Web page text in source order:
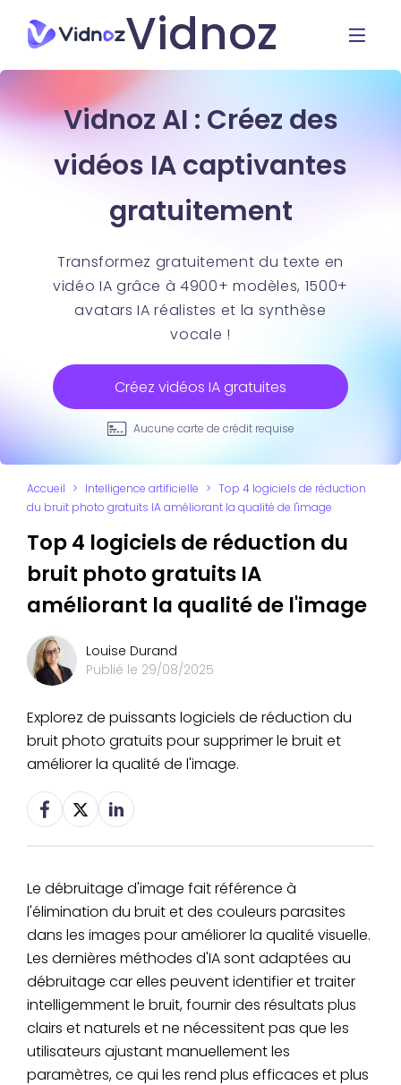
Vidnoz
Vidnoz AI : Créez des
vidéos IA captivantes
gratuitement
Transformez gratuitement du texte en
vidéo IA grâce à 4900+ modèles, 1500+
avatars IA réalistes et la synthèse
vocale !
Créez vidéos IA gratuites
Aucune carte de crédit requise
Accueil > Intelligence artificielle > Top 4 logiciels de réduction
du bruit photo gratuits IA améliorant la qualité de l'image
Top 4 logiciels de réduction du
bruit photo gratuits IA
améliorant la qualité de l'image
Louise Durand
Publié le 29/08/2025
Explorez de puissants logiciels de réduction du
bruit photo gratuits pour supprimer le bruit et
améliorer la qualité de l'image.
Le débruitage d'image fait référence à
l'élimination du bruit et des couleurs parasites
dans les images pour améliorer la qualité visuelle.
Les dernières méthodes d'IA sont adaptées au
débruitage car elles peuvent identifier et traiter
intelligemment le bruit, fournir des résultats plus
clairs et naturels et ne nécessitent pas que les
utilisateurs ajustant manuellement les
paramètres, ce qui les rend plus efficaces et plus